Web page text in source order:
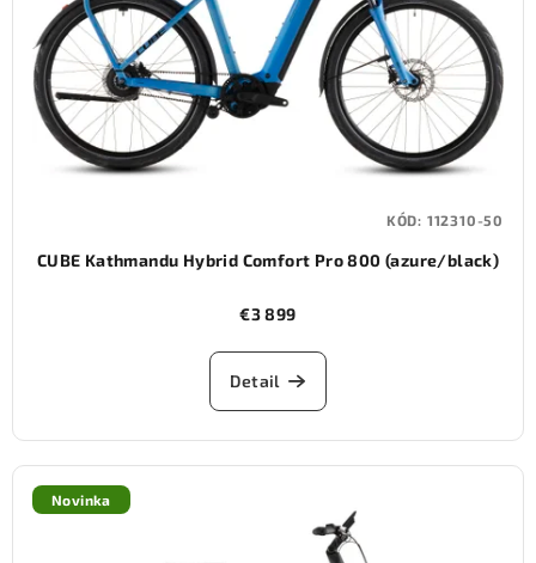
CUBE Kathmandu Hybrid Comfort Pro 800 (azure/black)
€3 899
Detail
KÓD: 112310-50
Novinka